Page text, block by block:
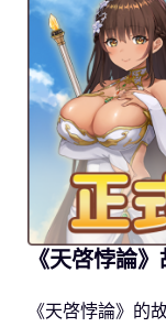
《天啓悖論
《天啓悖論》的